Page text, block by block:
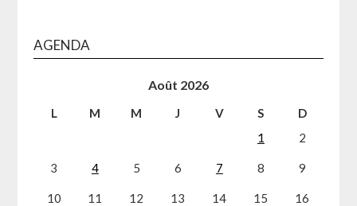
AGENDA
Août 2026
L M M J V S
D
1
2
3 4 5 6 7 8 9
10 11 12 13 14 15 16